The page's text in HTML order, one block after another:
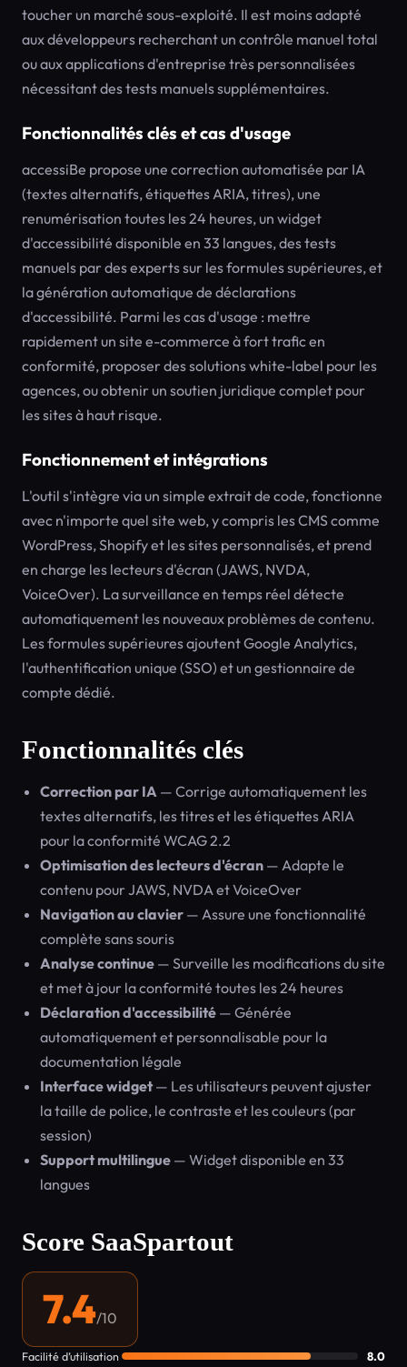
toucher un marché sous-exploité. Il est moins adapté
aux développeurs recherchant un contrôle manuel total
ou aux applications d'entreprise très personnalisées
nécessitant des tests manuels supplémentaires.
Fonctionnalités clés et cas d'usage
accessiBe propose une correction automatisée par IA
(textes alternatifs, étiquettes ARIA, titres), une
renumérisation toutes les 24 heures, un widget
d'accessibilité disponible en 33 langues, des tests
manuels par des experts sur les formules supérieures, et
la génération automatique de déclarations
d'accessibilité. Parmi les cas d'usage : mettre
rapidement un site e-commerce à fort trafic en
conformité, proposer des solutions white-label pour les
agences, ou obtenir un soutien juridique complet pour
les sites à haut risque.
Fonctionnement et intégrations
L'outil s'intègre via un simple extrait de code, fonctionne
avec n'importe quel site web, y compris les CMS comme
WordPress, Shopify et les sites personnalisés, et prend
en charge les lecteurs d'écran (JAWS, NVDA,
VoiceOver). La surveillance en temps réel détecte
automatiquement les nouveaux problèmes de contenu.
Les formules supérieures ajoutent Google Analytics,
l'authentification unique (SSO) et un gestionnaire de
compte dédié.
Fonctionnalités clés
Correction par IA — Corrige automatiquement les
textes alternatifs, les titres et les étiquettes ARIA
pour la conformité WCAG 2.2
Optimisation des lecteurs d'écran — Adapte le
contenu pour JAWS, NVDA et VoiceOver
Navigation au clavier — Assure une fonctionnalité
complète sans souris
Analyse continue — Surveille les modifications du site
et met à jour la conformité toutes les 24 heures
Déclaration d'accessibilité — Générée
automatiquement et personnalisable pour la
documentation légale
Interface widget— Les utilisateurs peuvent ajuster
la taille de police, le contraste et les couleurs (par
session)
Support multilingue — Widget disponible en 33
langues
Score SaaSpartout
7.4/10
Facilité d’utilisation 8.0